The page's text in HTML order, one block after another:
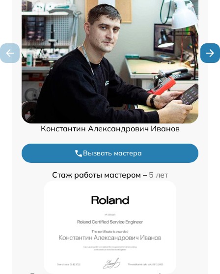
Константин Александрович Иванов
Вызвать мастера
Стаж работы мастером – 5 лет